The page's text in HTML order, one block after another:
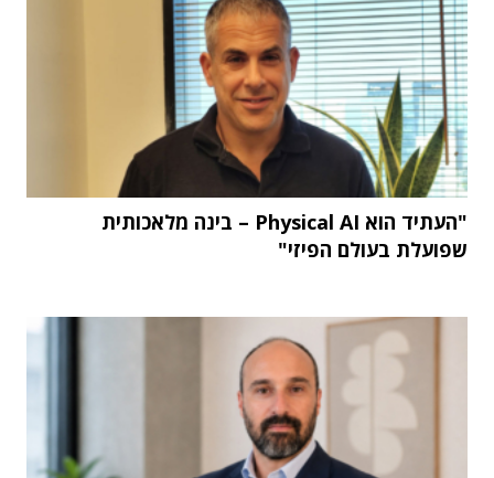
"העתיד הוא Physical AI – בינה מלאכותית
שפועלת בעולם הפיזי"